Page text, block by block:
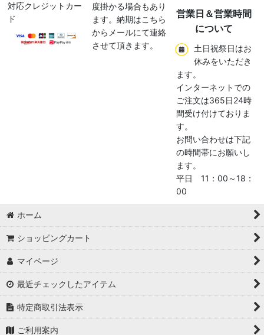
対応クレジットカー
ド
度掛かる場合もあり
ます。納期はこちら
からメールにて連絡
させて頂きます。
営業日＆営業時間
について
土日祝祭日はお
休みをいただき
ます。
インターネットでの
ご注文は365日24時
間受け付けておりま
す。
お問い合わせは下記
の時間帯にお願いし
ます。
平日 11：00～18：
00
ホーム
ショッピングカート
マイページ
最近チェックしたアイテム
特定商取引法表示
ご利用案内